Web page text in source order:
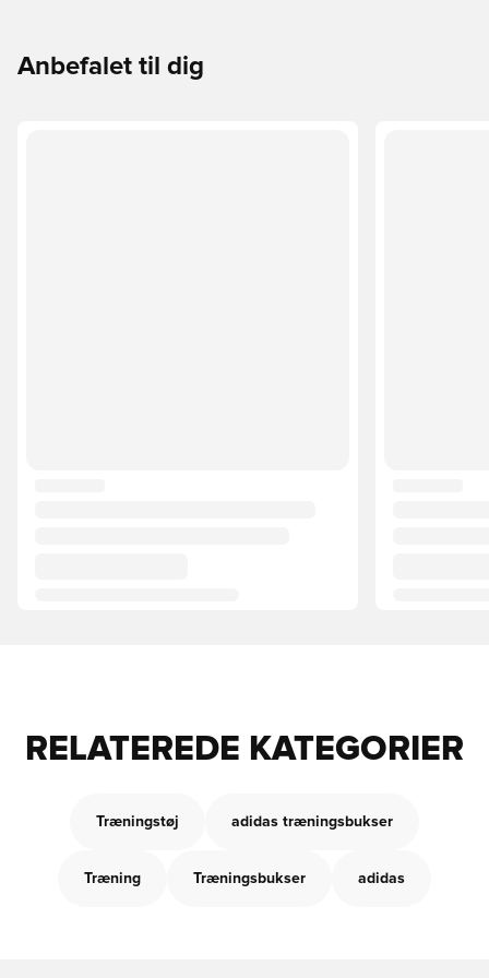
Anbefalet til dig
RELATEREDE KATEGORIER
Træningstøj adidas træningsbukser
Træning Træningsbukser adidas